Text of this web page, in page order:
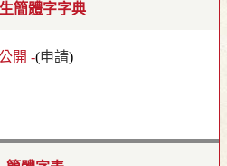
簡體字字典
開 -(申請)